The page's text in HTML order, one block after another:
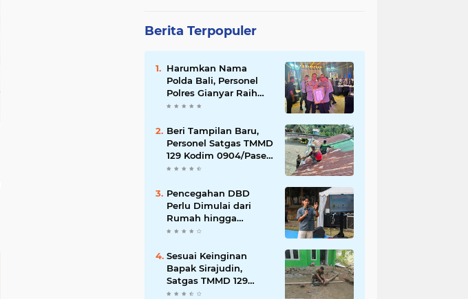
Berita Terpopuler
Harumkan Nama
Polda Bali, Personel
Polres Gianyar Raih
Penghargaan
Beri Tampilan Baru,
Personel Satgas TMMD
129 Kodim 0904/Paser
Cat Atap Rumah
Pencegahan DBD
Perlu Dimulai dari
Rumah hingga
Lingkungan Sekolah
Sesuai Keinginan
Bapak Sirajudin,
Satgas TMMD 129
Ubah Tampilan